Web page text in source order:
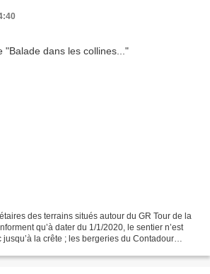
des terrains situés autour du GR Tour de la
qu’à dater du 1/1/2020, le sentier n’est
la crête ; les bergeries du Contadour